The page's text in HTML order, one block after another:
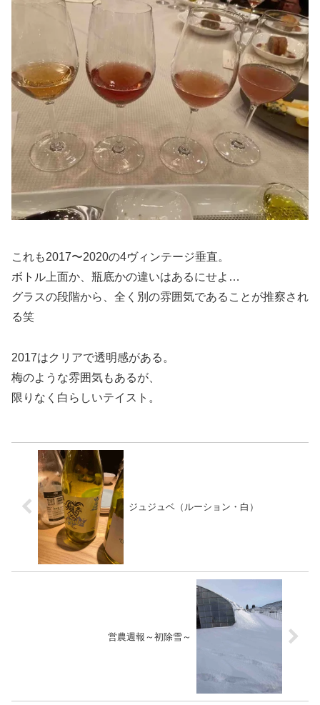
これも2017〜2020の4ヴィンテージ垂直。
ボトル上面か、瓶底かの違いはあるにせよ…
グラスの段階から、全く別の雰囲気であることが推察され
る笑
2017はクリアで透明感がある。
梅のような雰囲気もあるが、
限りなく白らしいテイスト。
ジュジュベ（ルーション・白）
営農週報～初除雪～